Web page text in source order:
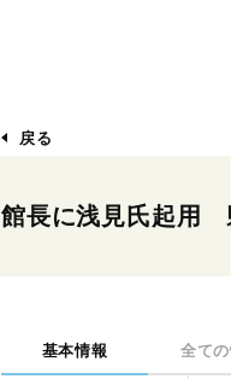
戻る
館長に浅見氏起用
基本情報 全て